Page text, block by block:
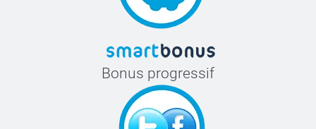
Bonus progressif